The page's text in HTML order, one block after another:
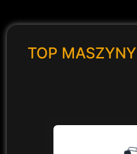
TOP MASZYNY